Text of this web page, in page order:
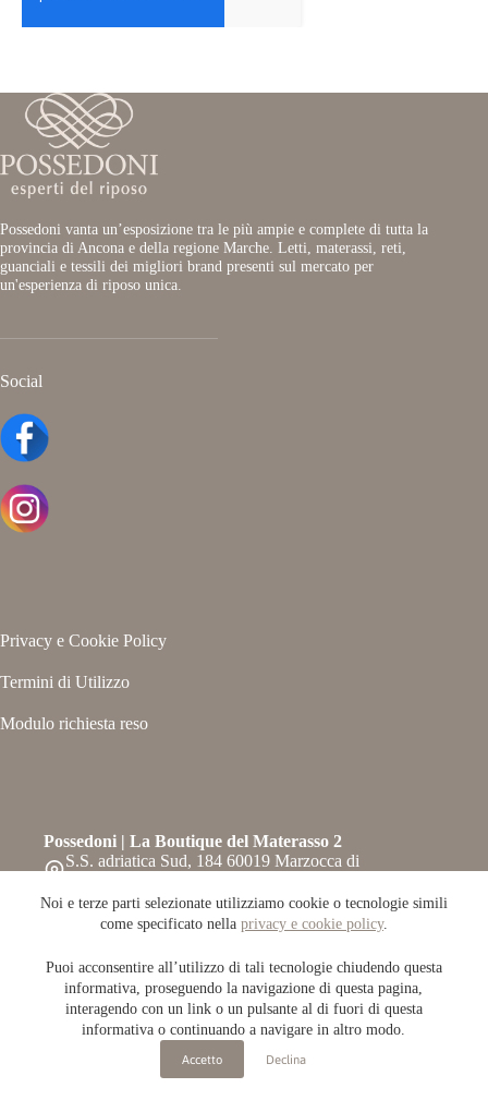
Noi e terze parti selezionate utilizziamo cookie o tecnologie simili
come specificato nella privacy e cookie policy.
Puoi acconsentire all’utilizzo di tali tecnologie chiudendo questa
informativa, proseguendo la navigazione di questa pagina,
interagendo con un link o un pulsante al di fuori di questa
informativa o continuando a navigare in altro modo.
Accetto Declina
Possedoni vanta un’esposizione tra le più ampie e complete di tutta la
provincia di Ancona e della regione Marche. Letti, materassi, reti,
guanciali e tessili dei migliori brand presenti sul mercato per
un'esperienza di riposo unica.
Social
Privacy e Cookie Policy
Termini di Utilizzo
Modulo richiesta reso
Possedoni | La Boutique del Materasso 2
S.S. adriatica Sud, 184 60019 Marzocca di
Telefono:
071-6609708
Email:
info@possedoni.it
Copyright © 2026 Possedoni.it / P.IVA 02415560420 -
Powered byRefit